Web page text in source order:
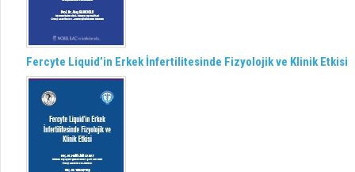
Fercyte Liquid’in Erkek İnfertilitesinde Fizyolojik ve Klinik Etkisi